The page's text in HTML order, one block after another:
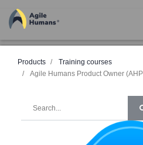
Products
Training courses
Agile Humans Product Owner